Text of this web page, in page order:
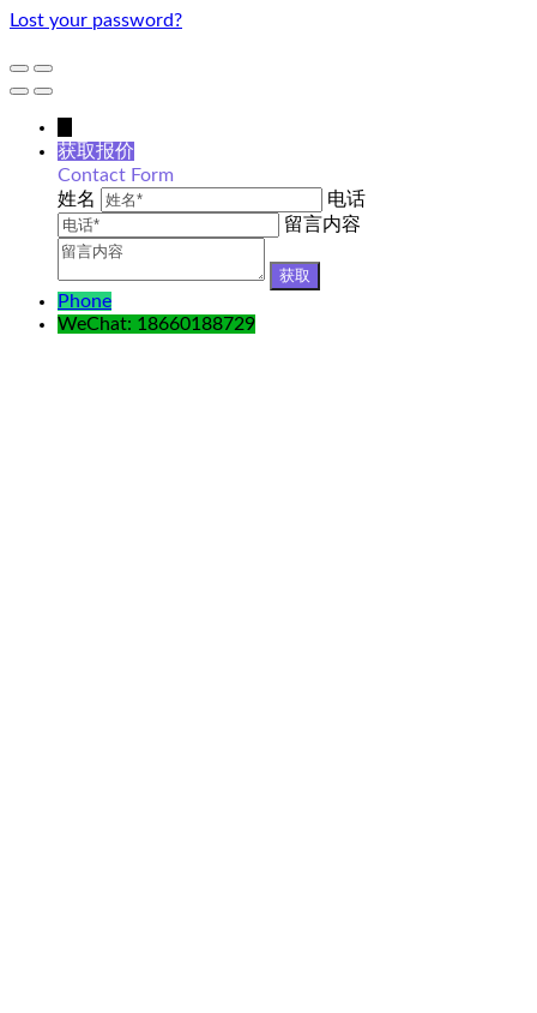
Lost your password?
获取报价
Contact Form
姓名
电话
留言内容
Phone
WeChat: 18660188729